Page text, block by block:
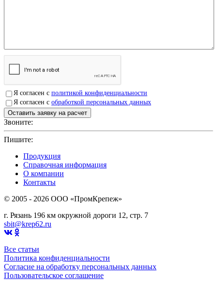
Я согласен с политикой конфиденциальности
Я согласен с обработкой персональных данных
Звоните:
Пишите:
Продукция
Справочная информация
О компании
Контакты
© 2005 - 2026 OOO «ПромКрепеж»
г. Рязань 196 км окружной дороги 12, стр. 7
sbit@krep62.ru
Все статьи
Политика конфиденциальности
Согласие на обработку персональных данных
Пользовательское соглашение